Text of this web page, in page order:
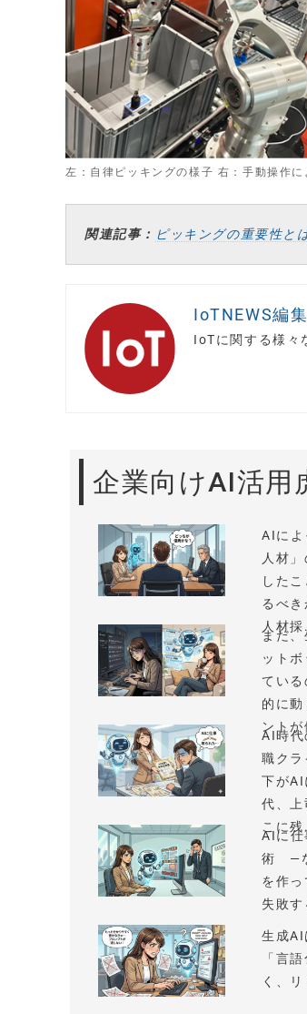
左：自律ピッキングの様子 右：手動操作に
関連記事： ピッキングの重要性と
IoTNEWS編
IoTに関する様々
企業向けAI活用
AIによ
人材
した
るべ
人材
まだ、
ット
てい
的に
ント
AI時代
職ク
下がAI
代、上
こに
AIに仕
術 —
を作っ
失敗す
生成AI
「言
く、